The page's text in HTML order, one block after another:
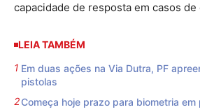
capacidade de resposta em casos
LEIA TAMBÉM
Em duas ações na Via Dutra, PF
pistolas
Começa hoje prazo para biometria